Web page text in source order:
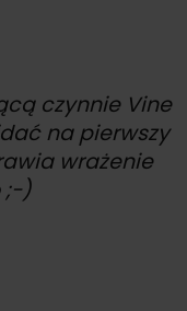
czynnie Vine
na pierwszy
wrażenie
;-)